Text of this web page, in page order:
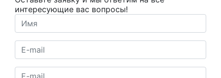
интересующие вас вопросы!